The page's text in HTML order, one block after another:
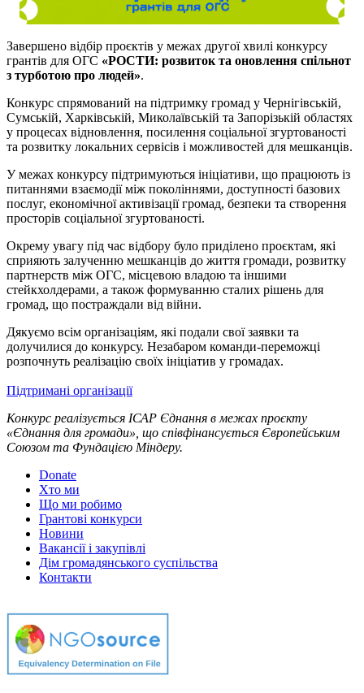
Завершено відбір проєктів у межах другої хвилі конкурсу
грантів для ОГС «РОСТИ: розвиток та оновлення спільнот
з турботою про людей».
Конкурс спрямований на підтримку громад у Чернігівській,
Сумській, Харківській, Миколаївській та Запорізькій областях
у процесах відновлення, посилення соціальної згуртованості
та розвитку локальних сервісів і можливостей для мешканців.
У межах конкурсу підтримуються ініціативи, що працюють із
питаннями взаємодії між поколіннями, доступності базових
послуг, економічної активізації громад, безпеки та створення
просторів соціальної згуртованості.
Окрему увагу під час відбору було приділено проєктам, які
сприяють залученню мешканців до життя громади, розвитку
партнерств між ОГС, місцевою владою та іншими
стейкхолдерами, а також формуванню сталих рішень для
громад, що постраждали від війни.
Дякуємо всім організаціям, які подали свої заявки та
долучилися до конкурсу. Незабаром команди-переможці
розпочнуть реалізацію своїх ініціатив у громадах.
Підтримані організації
Конкурс реалізується ІСАР Єднання в межах проєкту
«Єднання для громади», що співфінансується Європейським
Союзом та Фундацією Міндеру.
Donate
Хто ми
Що ми робимо
Грантові конкурси
Новини
Вакансії і закупівлі
Дім громадянського суспільства
Контакти